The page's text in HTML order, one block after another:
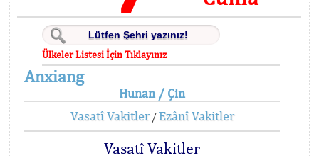
Ülkeler Listesi İçin Tıklayınız
Anxiang
Hunan / Çin
Vasatî Vakitler/ Ezânî Vakitler
Vasatî Vakitler